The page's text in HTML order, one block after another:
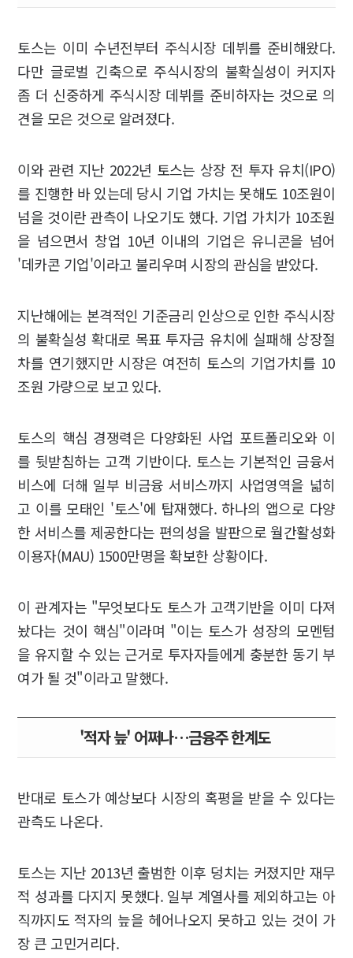
토스는 이미 수년전부터 주식시장 데뷔를 준비해왔다.
다만 글로벌 긴축으로 주식시장의 불확실성이 커지자
좀 더 신중하게 주식시장 데뷔를 준비하자는 것으로 의
견을 모은 것으로 알려졌다.
이와 관련 지난 2022년 토스는 상장 전 투자 유치(IPO)
를 진행한 바 있는데 당시 기업 가치는 못해도 10조원이
넘을 것이란 관측이 나오기도 했다. 기업 가치가 10조원
을 넘으면서 창업 10년 이내의 기업은 유니콘을 넘어
'데카콘 기업'이라고 불리우며 시장의 관심을 받았다.
지난해에는 본격적인 기준금리 인상으로 인한 주식시장
의 불확실성 확대로 목표 투자금 유치에 실패해 상장절
차를 연기했지만 시장은 여전히 토스의 기업가치를 10
조원 가량으로 보고 있다.
토스의 핵심 경쟁력은 다양화된 사업 포트폴리오와 이
를 뒷받침하는 고객 기반이다. 토스는 기본적인 금융서
비스에 더해 일부 비금융 서비스까지 사업영역을 넓히
고 이를 모태인 '토스'에 탑재했다. 하나의 앱으로 다양
한 서비스를 제공한다는 편의성을 발판으로 월간활성화
이용자(MAU) 1500만명을 확보한 상황이다.
이 관계자는 "무엇보다도 토스가 고객기반을 이미 다져
놨다는 것이 핵심"이라며 "이는 토스가 성장의 모멘텀
을 유지할 수 있는 근거로 투자자들에게 충분한 동기 부
여가 될 것"이라고 말했다.
'적자 늪' 어쩌나…금융주 한계도
반대로 토스가 예상보다 시장의 혹평을 받을 수 있다는
관측도 나온다.
토스는 지난 2013년 출범한 이후 덩치는 커졌지만 재무
적 성과를 다지지 못했다. 일부 계열사를 제외하고는 아
직까지도 적자의 늪을 헤어나오지 못하고 있는 것이 가
장 큰 고민거리다.